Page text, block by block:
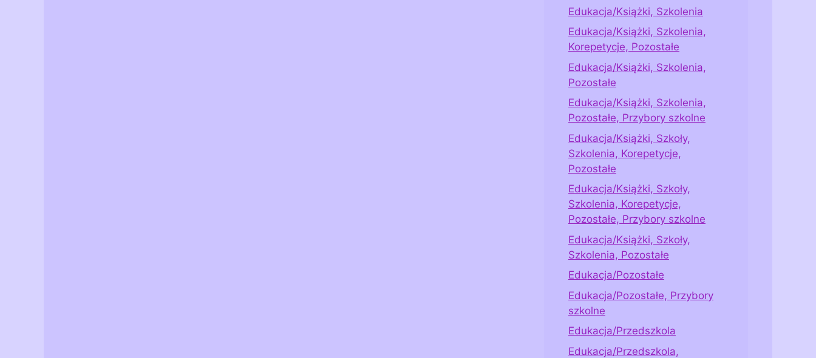
Edukacja/Książki, Szkolenia
Edukacja/Książki, Szkolenia,
Korepetycje, Pozostałe
Edukacja/Książki, Szkolenia,
Pozostałe
Edukacja/Książki, Szkolenia,
Pozostałe, Przybory szkolne
Edukacja/Książki, Szkoły,
Szkolenia, Korepetycje,
Pozostałe
Edukacja/Książki, Szkoły,
Szkolenia, Korepetycje,
Pozostałe, Przybory szkolne
Edukacja/Książki, Szkoły,
Szkolenia, Pozostałe
Edukacja/Pozostałe
Edukacja/Pozostałe, Przybory
szkolne
Edukacja/Przedszkola
Edukacja/Przedszkola,